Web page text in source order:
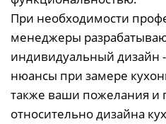
При необходимости
менеджеры
индивидуальный дизайн
нюансы при замере
также ваши пожелания и
относительно дизайна